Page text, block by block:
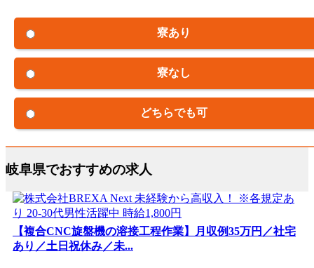
寮あり
寮なし
どちらでも可
岐阜県でおすすめの求人
【複合CNC旋盤機の溶接工程作業】月収例35万円／社宅
あり／土日祝休み／未...